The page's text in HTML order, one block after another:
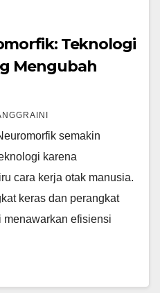
Teknologi
Mengubah
semakin
karena
cara kerja otak manusia.
keras dan perangkat
menawarkan efisiensi